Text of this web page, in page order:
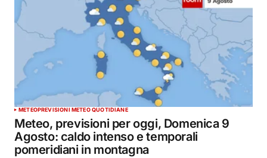
METEOPREVISIONI METEO QUOTIDIANE
Meteo, previsioni per oggi, Domenica 9
Agosto: caldo intenso e temporali
pomeridiani in montagna